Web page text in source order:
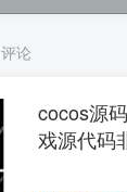
评论
cocos源
戏源代码